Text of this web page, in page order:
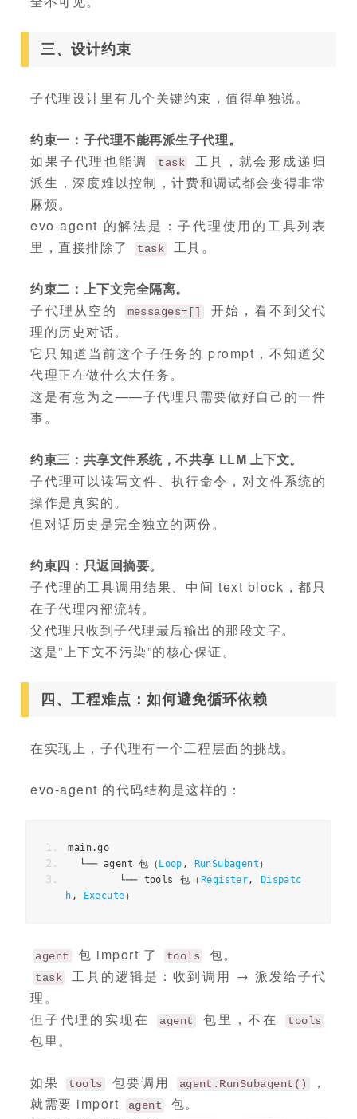
三、设计约束
子代理设计里有几个关键约束，值得单独说。
约束一：子代理不能再派生子代理。
如果子代理也能调
task
工具，就会形成递归
派生，深度难以控制，计费和调试都会变得非常
麻烦。
evo-agent 的解法是：子代理使用的工具列表
里，直接排除了
task 工具。
约束二：上下文完全隔离。
子代理从空的
messages=[]
开始，看不到父代
理的历史对话。
它只知道当前这个子任务的 prompt，不知道父
代理正在做什么大任务。
这是有意为之——子代理只需要做好自己的一件
事。
约束三：共享文件系统，不共享 LLM 上下文。
子代理可以读写文件、执行命令，对文件系统的
操作是真实的。
但对话历史是完全独立的两份。
约束四：只返回摘要。
子代理的工具调用结果、中间 text block，都只
在子代理内部流转。
父代理只收到子代理最后输出的那段文字。
这是”上下文不污染”的核心保证。
四、工程难点：如何避免循环依赖
在实现上，子代理有一个工程层面的挑战。
evo-agent 的代码结构是这样的：
main.go
└── agent 包（ Loop , RunSubagent ）
└── tools 包（ Register,
Dispatc
h , Execute ）
agent 包 import 了 tools 包。
task
工具的逻辑是：收到调用 → 派发给子代
理。
但子代理的实现在
agent 包里，不在 tools
包里。
如果 tools 包要调用 agent.RunSubagent()
，
就需要 import
agent
包。